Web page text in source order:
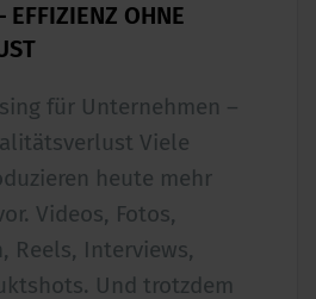
EFFIZIENZ OHNE
für Unternehmen –
Viele
heute mehr
Videos, Fotos,
Reels, Interviews,
Und trotzdem